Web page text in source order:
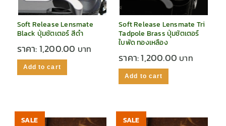
Soft Release Lensmate
Black ปุ่มชัตเตอร์ สีดำ
ราคา:1,200.00
Add to cart
Soft Release Lensmate Tri
Tadpole Brass ปุ่มชัตเตอร์
ใบพัด ทองเหลือง
ราคา:1,200.00
Add to cart
SALE SALE